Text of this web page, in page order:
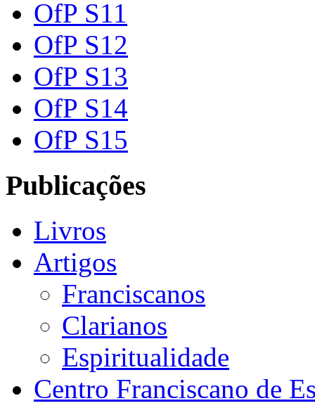
OfP S11
OfP S12
OfP S13
OfP S14
OfP S15
Publicações
Livros
Artigos
Franciscanos
Clarianos
Espiritualidade
Centro Franciscano de